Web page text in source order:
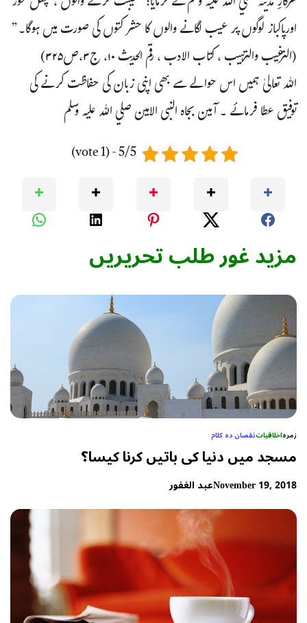
اورپاکباز لوگوں پر عیب لگانے والوں کا حشر کتوں کی صورت میں ہوگا۔”
(الترغیب والترہیب ، کتاب الادب ، رقم الحدیث ۱۰، ج۳،ص۳۲۵)
اللہ تعالیٰ ہمیں اس حوالے سے بھی اپنی زبان کی حفاظت کرنے کی
توفیق عطا فرمائے ۔ آمین بجاہ النبی الامین صلي اللہ عليہ وسلم
5/5 - (1 vote)
مزید غور طلب تحریریں
زمرہاخلاقیاتنقصان دہ کلام
مسجد میں دنیا کی باتیں کرنا کیسا؟
November 19, 2018عبد الغفور